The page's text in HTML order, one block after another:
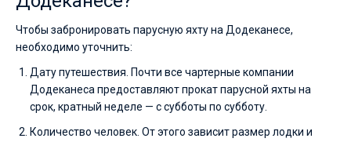
Чтобы забронировать парусную яхту на Додеканесе,
необходимо уточнить:
Дату путешествия. Почти все чартерные компании
Додеканеса предоставляют прокат парусной яхты на
срок, кратный неделе — с субботы по субботу.
Количество человек. От этого зависит размер лодки и